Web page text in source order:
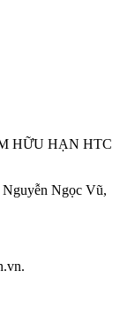
HỮU HẠN HTC
Nguyễn Ngọc Vũ,